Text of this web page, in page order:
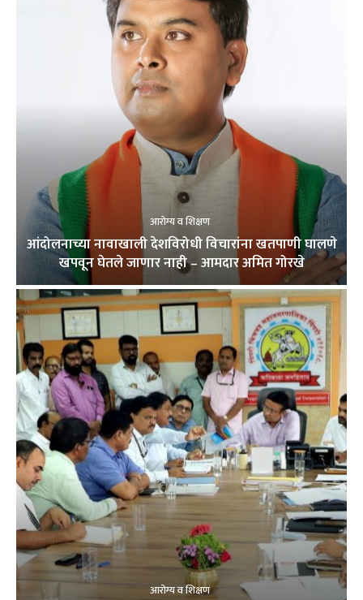
आरोग्य व शिक्षण
आंदोलनाच्या नावाखाली देशविरोधी विचारांना खतपाणी घालणे
खपवून घेतले जाणार नाही – आमदार अमित गोरखे
आरोग्य व शिक्षण